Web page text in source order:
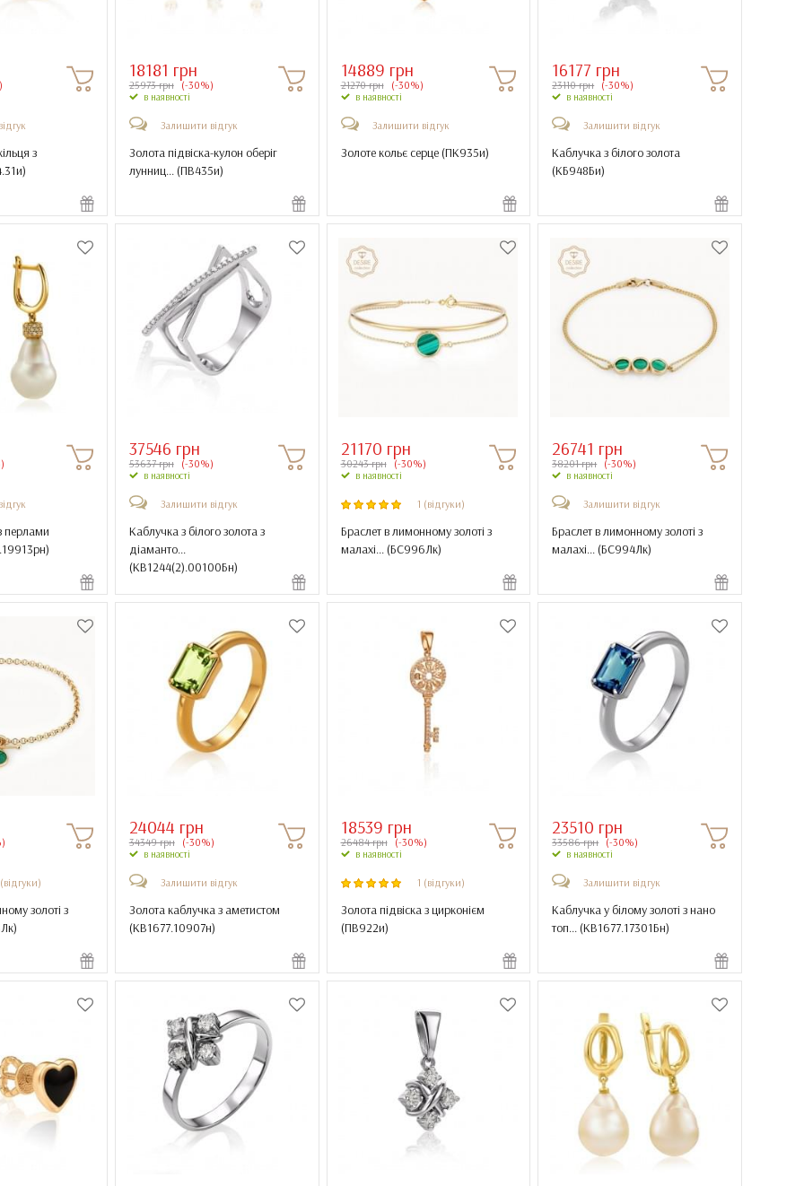
з
)
18181 грн
25973 грн (-30%)
в наявності
Залишити відгук
Золота підвіска-кулон оберіг
лунниц... (ПВ435и)
14889 грн
21270 грн (-30%)
в наявності
Залишити відгук
Золоте кольє серце (ПК935и)
16177 грн
23110 грн (-30%)
в наявності
Залишити відгук
Каблучка з білого золота
(КБ948Би)
перлами
)
37546 грн
53637 грн (-30%)
в наявності
Залишити відгук
Каблучка з білого золота з
діаманто...
(КВ1244(2).00100Бн)
21170 грн
30243 грн (-30%)
в наявності
1 (відгуки)
Браслет в лимонному золоті з
малахі... (БС996Лк)
26741 грн
38201 грн (-30%)
в наявності
Залишити відгук
Браслет в лимонному золоті з
малахі... (БС994Лк)
золоті з
)
24044 грн
34349 грн (-30%)
в наявності
Залишити відгук
Золота каблучка з аметистом
(КВ1677.10907н)
18539 грн
26484 грн (-30%)
в наявності
1 (відгуки)
Золота підвіска з цирконієм
(ПВ922и)
23510 грн
33586 грн (-30%)
в наявності
Залишити відгук
Каблучка у білому золоті з нано
топ... (КВ1677.17301Бн)